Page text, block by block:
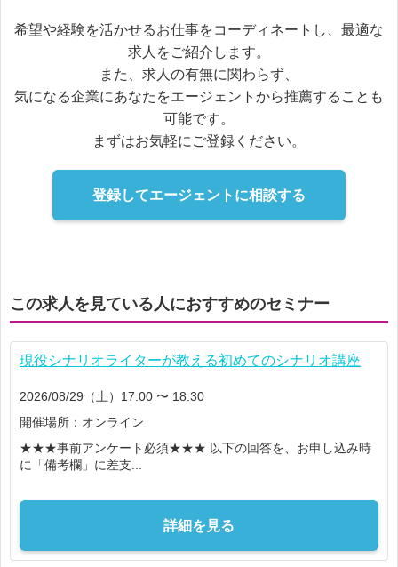
希望や経験を活かせるお仕事をコーディネートし、最適な
求人をご紹介します。
また、求人の有無に関わらず、
気になる企業にあなたをエージェントから推薦することも
可能です。
まずはお気軽にご登録ください。
登録してエージェントに相談する
この求人を見ている人におすすめのセミナー
現役シナリオライターが教える初めてのシナリオ講座
2026/08/29（土）17:00 〜 18:30
開催場所：オンライン
★★★事前アンケート必須★★★ 以下の回答を、お申し込み時
に「備考欄」に差支...
詳細を見る